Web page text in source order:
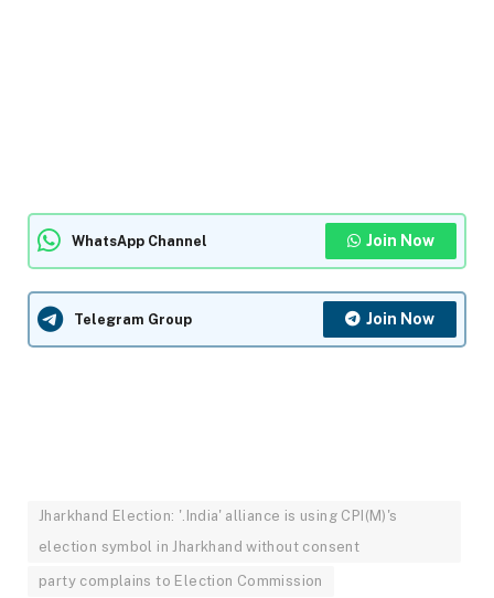
WhatsApp Channel Join Now
Telegram Group Join Now
Jharkhand Election: '.India' alliance is using CPI(M)'s
election symbol in Jharkhand without consent
party complains to Election Commission